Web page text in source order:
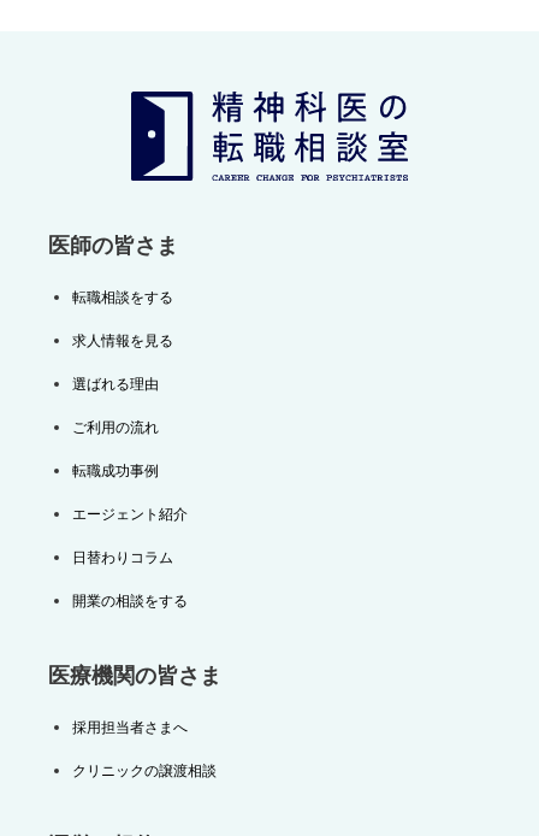
医師の皆さま
転職相談をする
求人情報を見る
選ばれる理由
ご利用の流れ
転職成功事例
エージェント紹介
日替わりコラム
開業の相談をする
医療機関の皆さま
採用担当者さまへ
クリニックの譲渡相談